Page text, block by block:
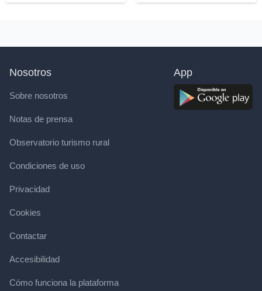
Nosotros
Sobre nosotros
Notas de prensa
Observatorio turismo rural
Condiciones de uso
Privacidad
Cookies
Contactar
Accesibilidad
Cómo funciona la plataforma
App